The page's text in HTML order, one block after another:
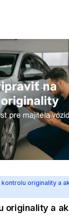
originality a
originality a